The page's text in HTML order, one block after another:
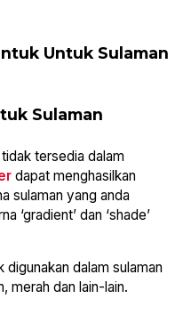
Untuk Sulaman
Sulaman
tersedia dalam
dapat menghasilkan
sulaman yang anda
‘gradient’ dan ‘shade’
dalam sulaman
merah dan lain-lain.